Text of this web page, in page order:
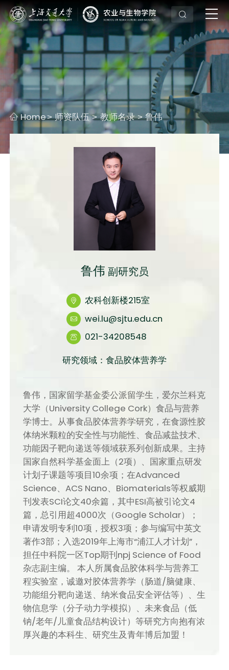
Home> 师资队伍> 教师名录> 鲁伟
鲁伟 副研究员
农科创新楼215室
wei.lu@sjtu.edu.cn
021-34208548
研究领域：食品胶体营养学
鲁伟，国家留学基金委公派留学生，爱尔兰科克
大学（University College Cork）食品与营养
学博士。从事食品胶体营养学研究，在食源性胶
体纳米颗粒的安全性与功能性、食品减盐技术、
功能因子靶向递送等领域获系列创新成果。主持
国家自然科学基金面上（2项）、国家重点研发
计划子课题等项目10余项；在Advanced
Science、ACS Nano、Biomaterials等权威期
刊发表SCI论文40余篇，其中ESI高被引论文4
篇，总引用超4000次（Google Scholar）；
申请发明专利10项，授权3项；参与编写中英文
著作3部；入选2019年上海市“浦江人才计划”，
担任中科院一区Top期刊npj Science of Food
杂志副主编。 本人所属食品胶体科学与营养工
程实验室，诚邀对胶体营养学（肠道/脑健康、
功能组分靶向递送、纳米食品安全评估等）、生
物信息学（分子动力学模拟）、未来食品（低
钠/老年/儿童食品结构设计）等研究方向抱有浓
厚兴趣的本科生、研究生及青年博后加盟！